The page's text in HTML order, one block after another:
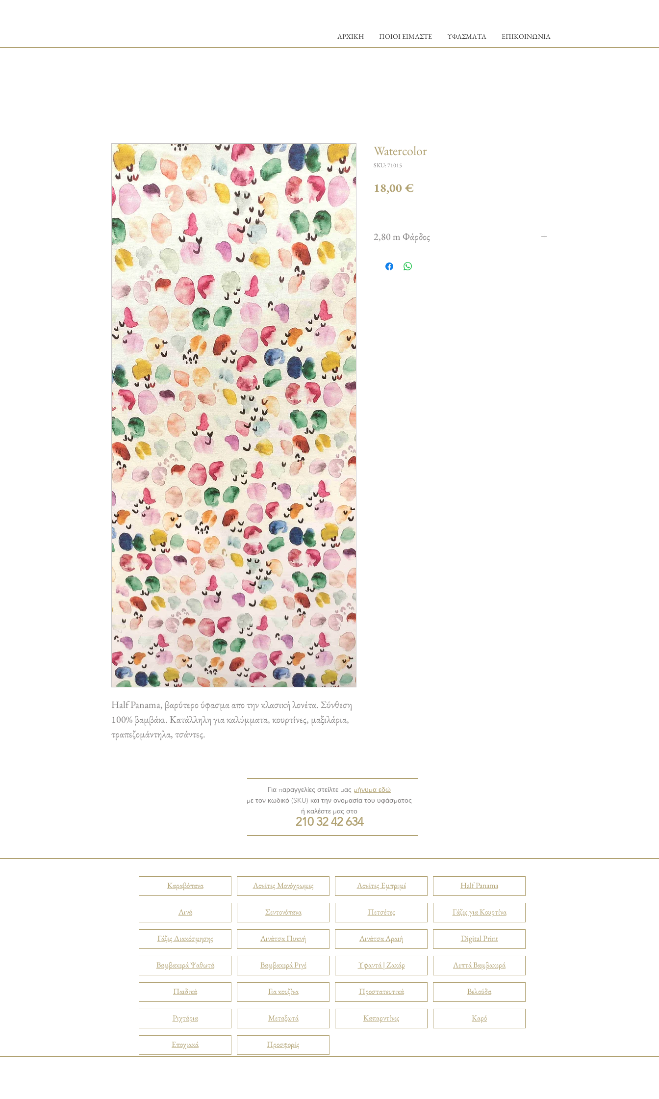
ΑΡΧΙΚΗ ΠΟΙΟΙ ΕΙΜΑΣΤΕ ΥΦΑΣΜΑΤΑ ΕΠΙΚΟΙΝΩΝΙΑ
Half Panama, βαρύτερο ύφασμα απο την κλασική λονέτα. Σύνθεση
100% βαμβάκι. Κατάλληλη για καλύμματα, κουρτίνες, μαξιλάρια,
τραπεζομάντηλα, τσάντες.
Watercolor
SKU: 71015
18,00 €
2,80 m Φάρδος
Για παραγγελίες στείλτε μας μήνυμα εδώ
με τον κωδικό (SKU) και την ονομασία του υφάσματος
ή καλέστε μας στο
210 32 42 634
Καραβόπανα
Λινά
Γάζες Διακόσμησης
Βαμβακερά Ψαθωτά
Παιδικά
Ριχτάρια
Εποχιακά
Λονέτες Μονόχρωμες
Σεντονόπανα
Λινάτσα Πυκνή
Βαμβακερά Ριγέ
Για κουζίνα
Μεταξωτά
Προσφορές
Λονέτες Εμπριμέ
Πετσέτες
Λινάτσα Αραιή
Υφαντά | Ζακάρ
Προστατευτικά
Καπαρντίνες
Half Panama
Γάζες για Κουρτίνα
Digital Print
Λεπτά Βαμβακερά
Βελούδα
Καρό